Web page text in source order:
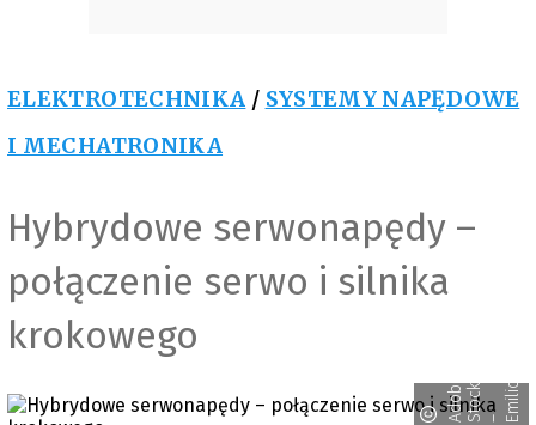
ELEKTROTECHNIKA / SYSTEMY NAPĘDOWE
I MECHATRONIKA
Hybrydowe serwonapędy –
połączenie serwo i silnika
krokowego
d
ob
e
t
o
ck
m
i
l
i o